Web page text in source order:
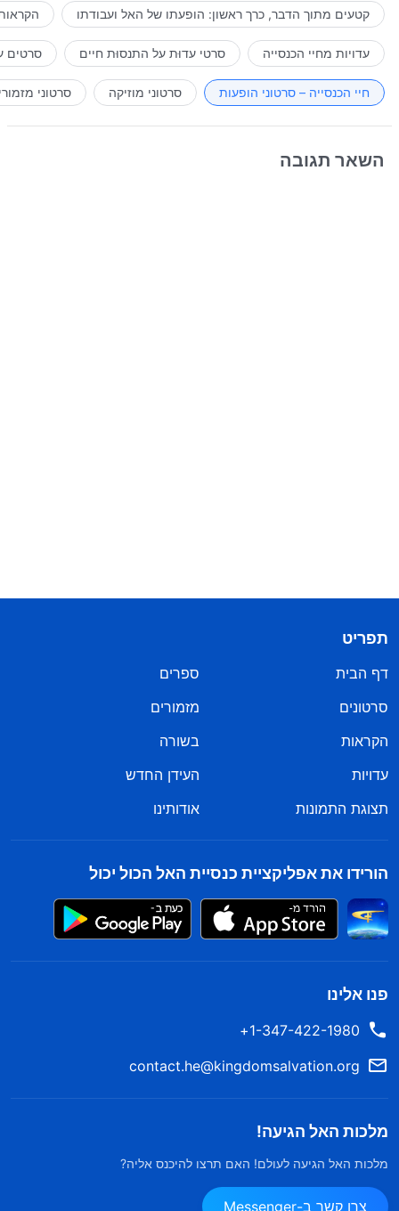
קטעים מתוך הדבר, כרך ראשון: הופעתו של האל ועבודתו
עדויות מחיי הכנסייה סרטי עדוּת על התנסוּת חיים סרטים
חיי הכנסייה – סרטוני הופעות סרטוני מוזיקה סרטוני
השאר תגובה
תפריט
דף הבית
ספרים
סרטונים
מזמורים
הקראות
בשורה
עדויות
העידן החדש
תצוגת התמונות
אודותינו
הורידו את אפליקציית כנסיית האל הכול יכול
פנו אלינו
1-347-422-1980+
contact.he@kingdomsalvation.org
מלכות האל הגיעה!
מלכות האל הגיעה לעולם! האם תרצו להיכנס אליה?
צרו קשר ב-Messenger